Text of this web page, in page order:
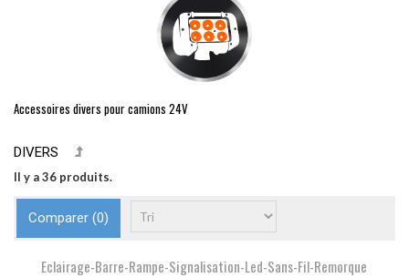
Accessoires divers pour camions 24V
DIVERS
Il y a 36 produits.
Comparer (0)
Eclairage-Barre-Rampe-Signalisation-Led-Sans-Fil-Remorque